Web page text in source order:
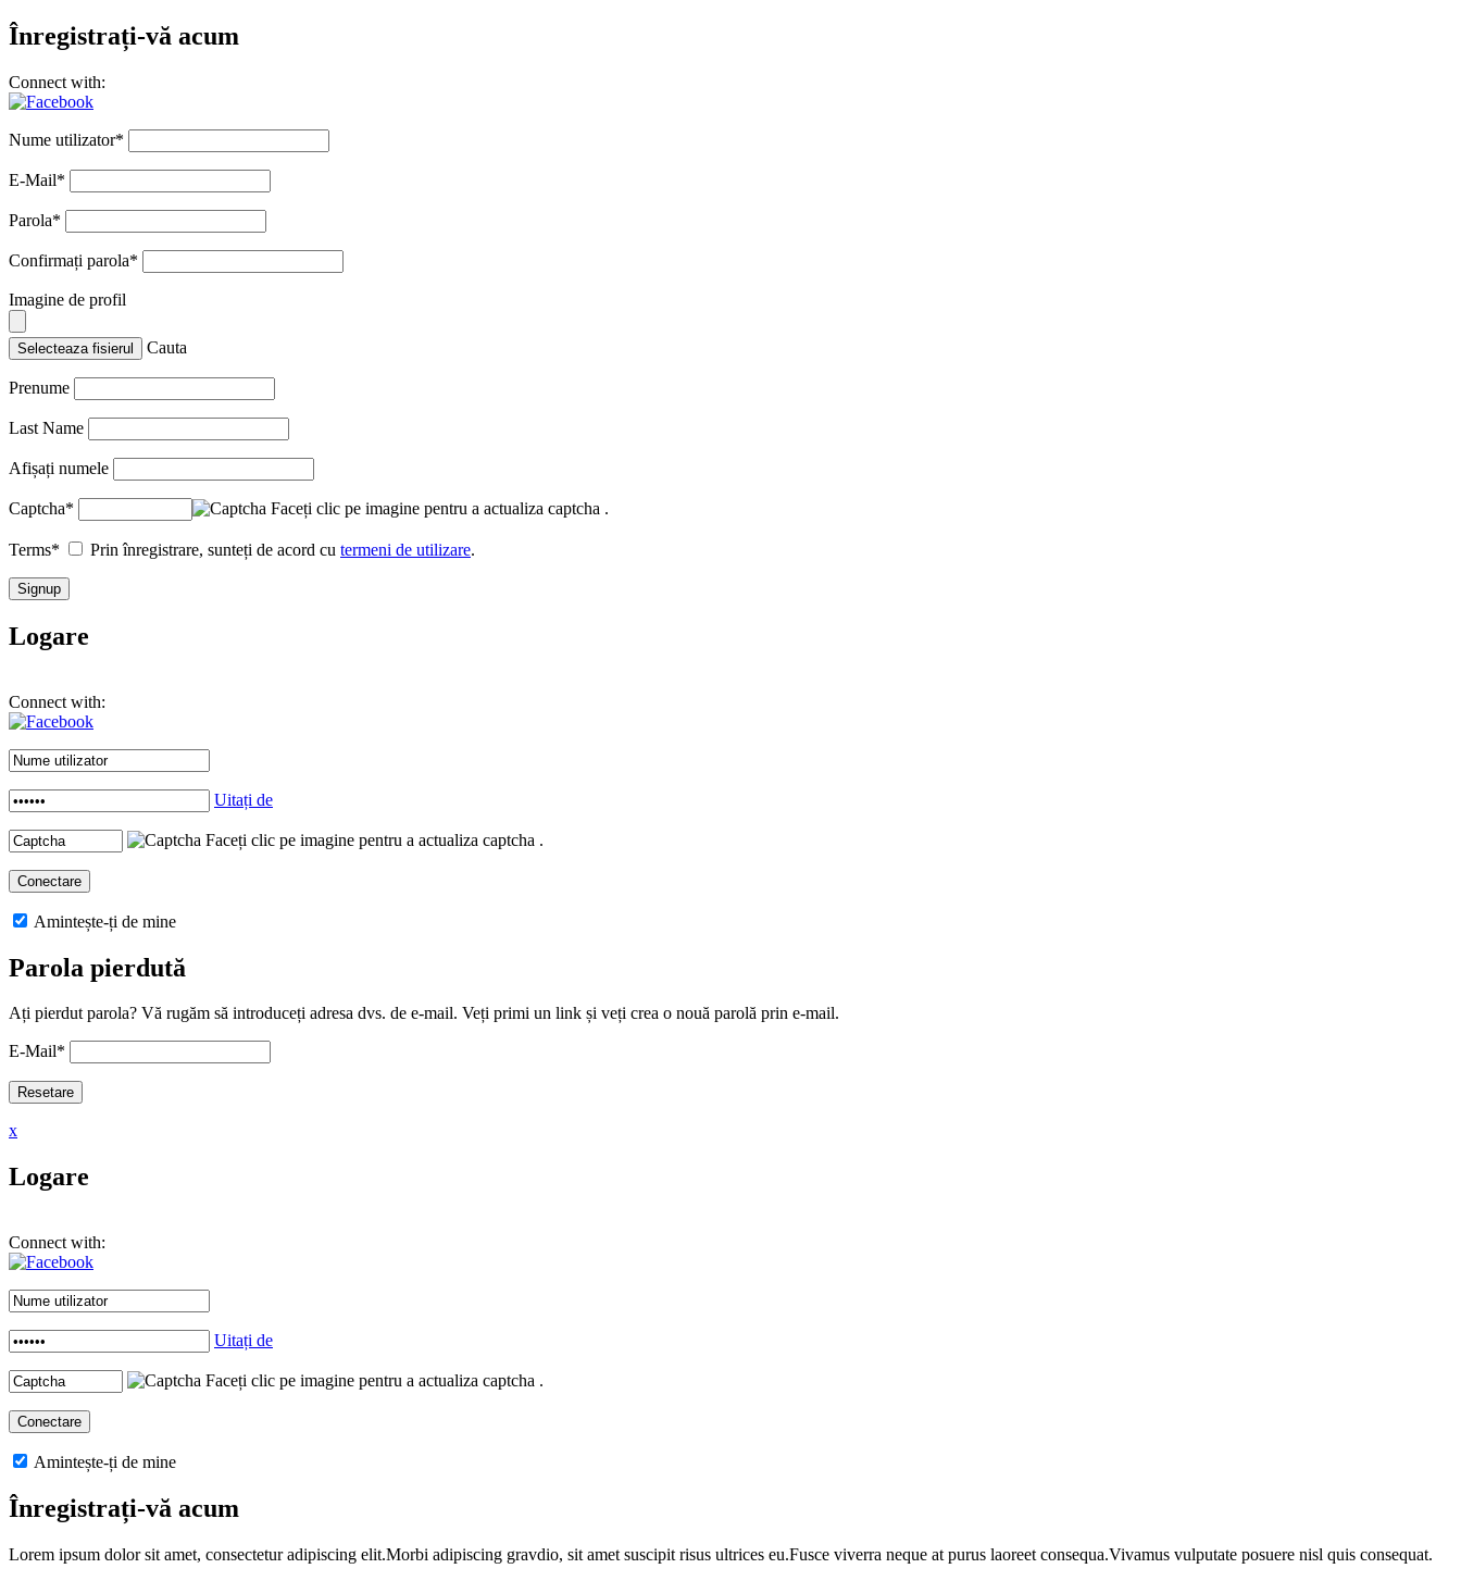
Înregistrați-vă acum
Connect with:
Nume utilizator*
E-Mail*
Parola*
Confirmați parola*
Imagine de profil
Selecteaza fisierul Cauta
Prenume
Last Name
Afișați numele
Captcha* Faceți clic pe imagine pentru a actualiza captcha .
Terms* Prin înregistrare, sunteți de acord cu termeni de utilizare.
Logare
Connect with:
Uitați de
Faceți clic pe imagine pentru a actualiza captcha .
Amintește-ți de mine
Parola pierdută
Ați pierdut parola? Vă rugăm să introduceți adresa dvs. de e-mail. Veți primi un link și veți crea o nouă parolă prin e-mail.
E-Mail*
x
Logare
Connect with:
Uitați de
Faceți clic pe imagine pentru a actualiza captcha .
Amintește-ți de mine
Înregistrați-vă acum
Lorem ipsum dolor sit amet, consectetur adipiscing elit.Morbi adipiscing gravdio, sit amet suscipit risus ultrices eu.Fusce viverra neque at purus laoreet consequa.Vivamus vulputate posuere nisl quis consequat.